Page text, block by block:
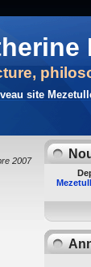
site
2007